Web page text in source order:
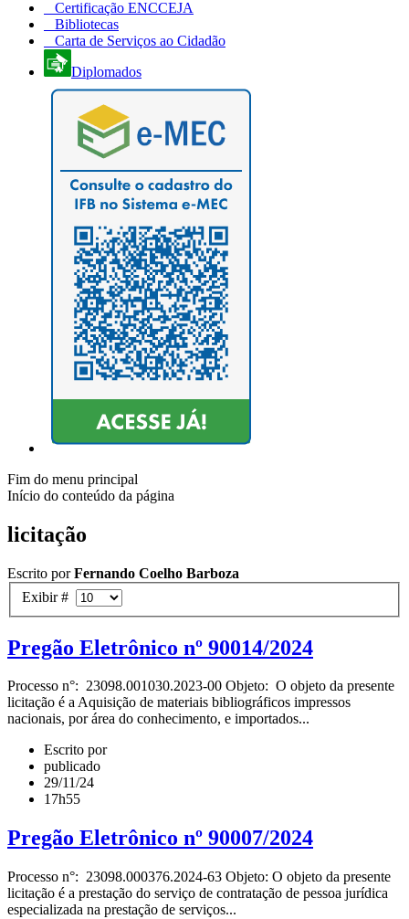
Certificação ENCCEJA
Bibliotecas
Carta de Serviços ao Cidadão
Diplomados
Fim do menu principal
Início do conteúdo da página
licitação
Escrito porFernando Coelho Barboza
Exibir #
Pregão Eletrônico nº 90014/2024
Processo n°: 23098.001030.2023-00 Objeto: O objeto da presente
licitação é a Aquisição de materiais bibliográficos impressos
nacionais, por área do conhecimento, e importados...
Escrito por
publicado
29/11/24
17h55
Pregão Eletrônico nº 90007/2024
Processo n°: 23098.000376.2024-63 Objeto: O objeto da presente
licitação é a prestação do serviço de contratação de pessoa jurídica
especializada na prestação de serviços...